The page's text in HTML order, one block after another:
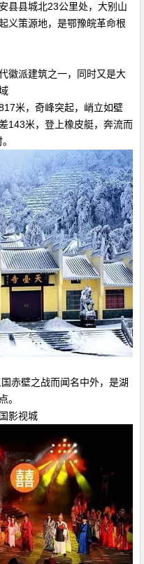
县县城北23公里处，大别山
义策源地，是鄂豫皖革命根
派建筑之一，同时又是大
米，奇峰突起，峭立如壁
143米，登上橡皮艇，奔流而
赤壁之战而闻名中外，是湖
。
影视城